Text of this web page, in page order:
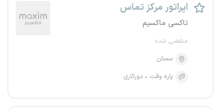
اپراتور مرکز تماس
تاکسی ماکسیم
منقضی شده
سمنان
پاره وقت
دورکاری